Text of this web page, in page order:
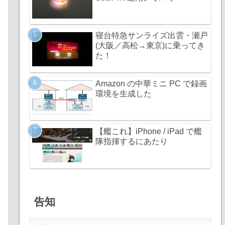
寝台特急サンライズ出雲・瀬戸
(大阪／高松→東京)に乗ってき
た！
Amazon の中華ミニ PC で録画
環境を生成した
【艦これ】iPhone / iPad で艦
隊指揮するにあたり
告知